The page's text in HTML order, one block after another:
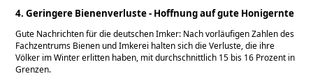
4. Geringere Bienenverluste - Hoffnung auf gute Honigernte
Gute Nachrichten für die deutschen Imker: Nach vorläufigen Zahlen des
Fachzentrums Bienen und Imkerei halten sich die Verluste, die ihre
Völker im Winter erlitten haben, mit durchschnittlich 15 bis 16 Prozent in
Grenzen.